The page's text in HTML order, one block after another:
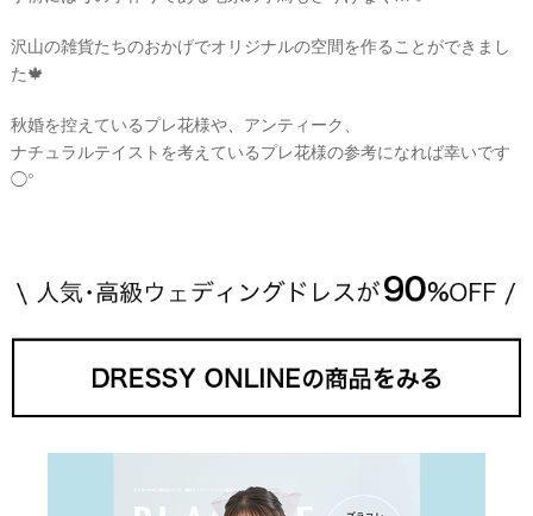
沢山の雑貨たちのおかげでオリジナルの空間を作ることができまし
た🍁
秋婚を控えているプレ花様や、アンティーク、
ナチュラルテイストを考えているプレ花様の参考になれば幸いです
◯°